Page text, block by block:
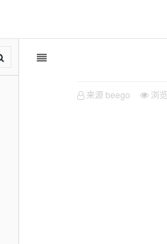
来源 beego 浏览